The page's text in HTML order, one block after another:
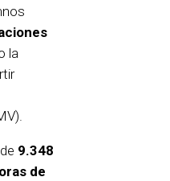
la
9.348
de